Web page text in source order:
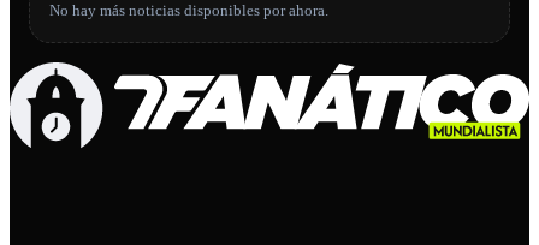
No hay más noticias disponibles por ahora.